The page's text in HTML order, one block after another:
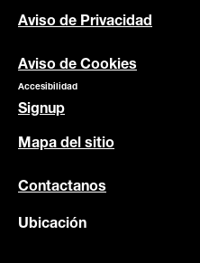
Aviso de Privacidad
Aviso de Cookies
Accesibilidad
Signup
Mapa del sitio
Contactanos
Ubicación